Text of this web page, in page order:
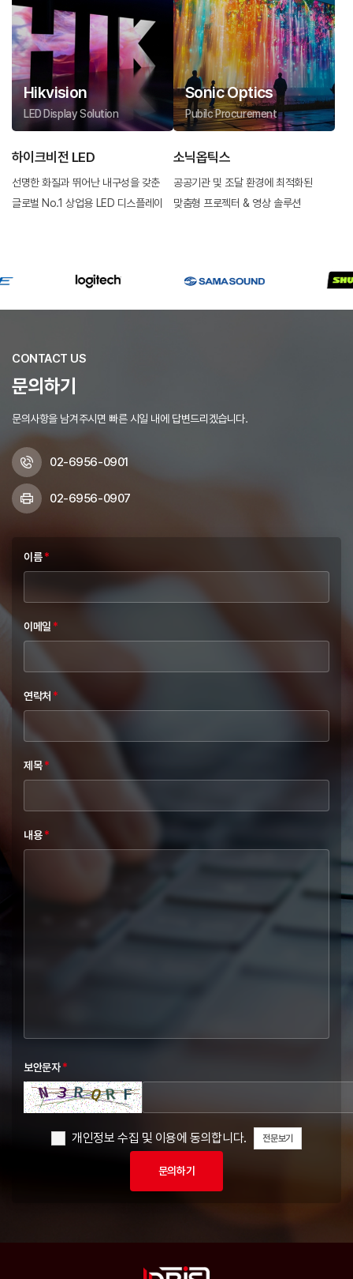
Hikvision
LED Display Solution
하이크비전 LED
선명한 화질과 뛰어난 내구성을 갖춘
글로벌 No.1 상업용 LED 디스플레이
Sonic Optics
Pubilc Procurement
소닉옵틱스
공공기관 및 조달 환경에 최적화된
맞춤형 프로젝터 & 영상 솔루션
CONTACT US
문의하기
문의사항을 남겨주시면 빠른 시일 내에 답변드리겠습니다.
02-6956-0901
02-6956-0907
이름*
이메일 *
연락처 *
제목*
내용*
보안문자*
개인정보 수집 및 이용에 동의합니다. 전문보기
문의하기